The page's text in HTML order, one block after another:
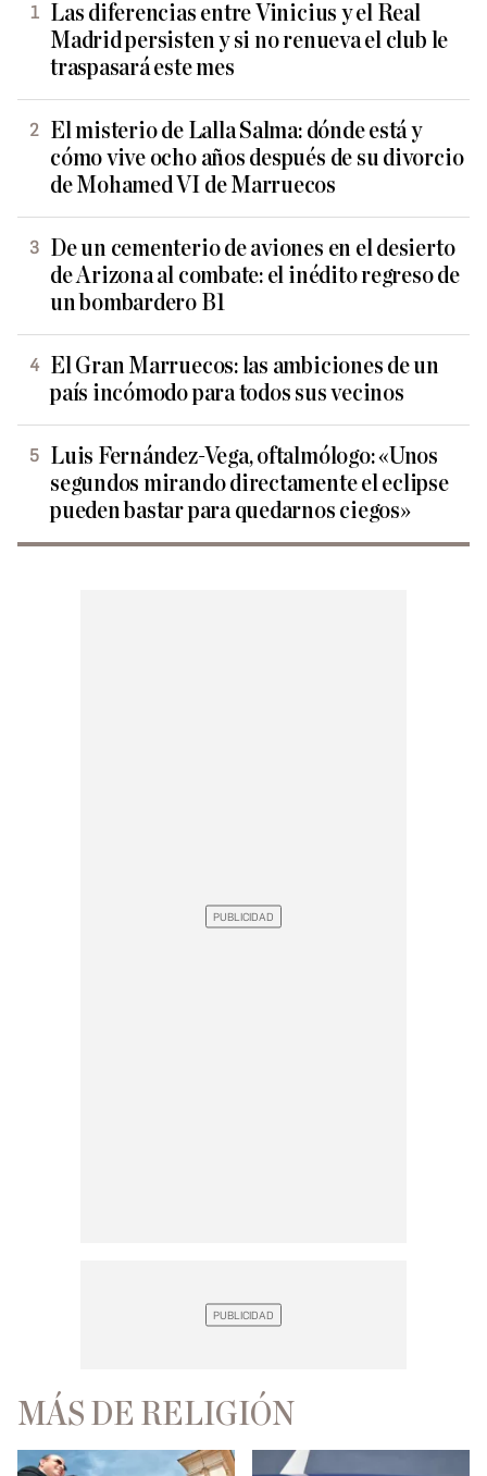
Las diferencias entre Vinicius y el Real
Madrid persisten y si no renueva el club le
traspasará este mes
El misterio de Lalla Salma: dónde está y
cómo vive ocho años después de su divorcio
de Mohamed VI de Marruecos
De un cementerio de aviones en el desierto
de Arizona al combate: el inédito regreso de
un bombardero B1
El Gran Marruecos: las ambiciones de un
país incómodo para todos sus vecinos
Luis Fernández-Vega, oftalmólogo: «Unos
segundos mirando directamente el eclipse
pueden bastar para quedarnos ciegos»
MÁS DE RELIGIÓN